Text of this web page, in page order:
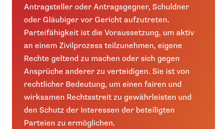
Antragsteller oder Antragsgegner, Schuldner
oder Gläubiger vor Gericht aufzutreten.
Parteifähigkeit ist die Voraussetzung, um aktiv
an einem Zivilprozess teilzunehmen, eigene
Rechte geltend zu machen oder sich gegen
Ansprüche anderer zu verteidigen. Sie ist von
rechtlicher Bedeutung, um einen fairen und
wirksamen Rechtsstreit zu gewährleisten und
den Schutz der Interessen der beteiligten
Parteien zu ermöglichen.